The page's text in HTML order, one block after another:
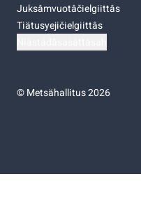
Juksâmvuotâčielgiittâs
Tiätusyejičielgiittâs
©Metsähallitus 2026